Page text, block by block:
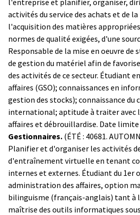
activités du service des achats et de
l'acquisition des matières
normes de qualité exigées, d'une
Responsable de la mise en oeuvre
de gestion du matériel afin de
des activités de ce secteur. Étudiant
affaires (GSO); connaissances en
gestion des stocks); connaissance du
international; aptitude à traiter avec
affaires et débrouillardise. Date limite
Gestionnaires. (ÉTÉ : 40681.
Planifier et d'organiser les activités
d'entraînement virtuelle en tenant
internes et externes. Étudiant du 1er
administration des affaires, option
bilinguisme (français-anglais) tant à
maîtrise des outils informatiques